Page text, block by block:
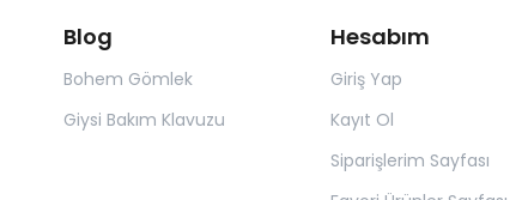
Blog
Bohem Gömlek
Giysi Bakım Klavuzu
Hesabım
Giriş Yap
Kayıt Ol
Siparişlerim Sayfası